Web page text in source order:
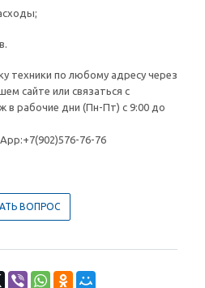
техники по любому адресу через
сайте или связаться с
рабочие дни (Пн-Пт) с 9:00 до
76-76
ВОПРОС